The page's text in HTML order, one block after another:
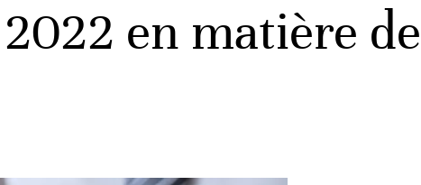
en matière